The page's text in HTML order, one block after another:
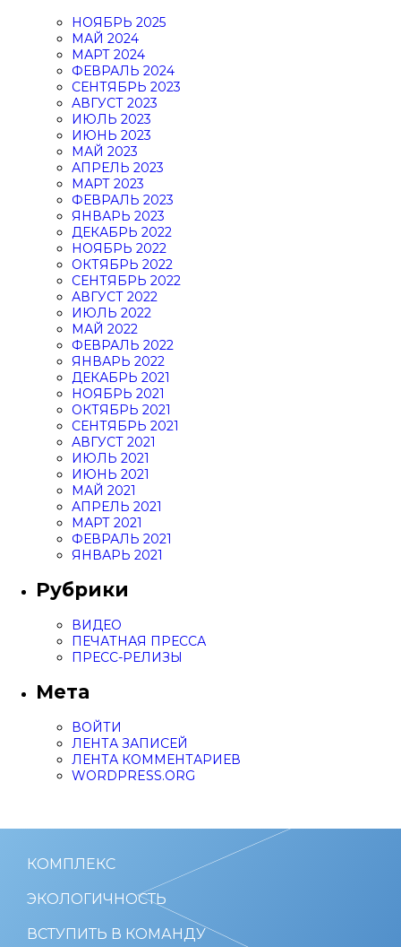
НОЯБРЬ 2025
МАЙ 2024
МАРТ 2024
ФЕВРАЛЬ 2024
СЕНТЯБРЬ 2023
АВГУСТ 2023
ИЮЛЬ 2023
ИЮНЬ 2023
МАЙ 2023
АПРЕЛЬ 2023
МАРТ 2023
ФЕВРАЛЬ 2023
ЯНВАРЬ 2023
ДЕКАБРЬ 2022
НОЯБРЬ 2022
ОКТЯБРЬ 2022
СЕНТЯБРЬ 2022
АВГУСТ 2022
ИЮЛЬ 2022
МАЙ 2022
ФЕВРАЛЬ 2022
ЯНВАРЬ 2022
ДЕКАБРЬ 2021
НОЯБРЬ 2021
ОКТЯБРЬ 2021
СЕНТЯБРЬ 2021
АВГУСТ 2021
ИЮЛЬ 2021
ИЮНЬ 2021
МАЙ 2021
АПРЕЛЬ 2021
МАРТ 2021
ФЕВРАЛЬ 2021
ЯНВАРЬ 2021
Рубрики
ВИДЕО
ПЕЧАТНАЯ ПРЕССА
ПРЕСС-РЕЛИЗЫ
Мета
ВОЙТИ
ЛЕНТА ЗАПИСЕЙ
ЛЕНТА КОММЕНТАРИЕВ
WORDPRESS.ORG
КОМПЛЕКС
ЭКОЛОГИЧНОСТЬ
ВСТУПИТЬ В КОМАНДУ